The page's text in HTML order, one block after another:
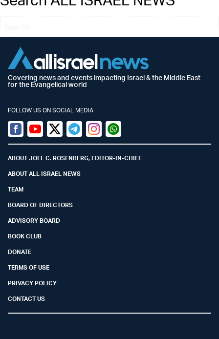
Covering news and events impacting Israel & the Middle East
for the Evangelical world
FOLLOW US ON SOCIAL MEDIA
Facebook
YoutubeTwitter (X)
TelegramInstagramWhatsapp
ABOUT JOEL C. ROSENBERG, EDITOR-IN-CHIEF
ABOUT ALL ISRAEL NEWS
TEAM
BOARD OF DIRECTORS
ADVISORY BOARD
BOOK CLUB
DONATE
TERMS OF USE
PRIVACY POLICY
CONTACT US